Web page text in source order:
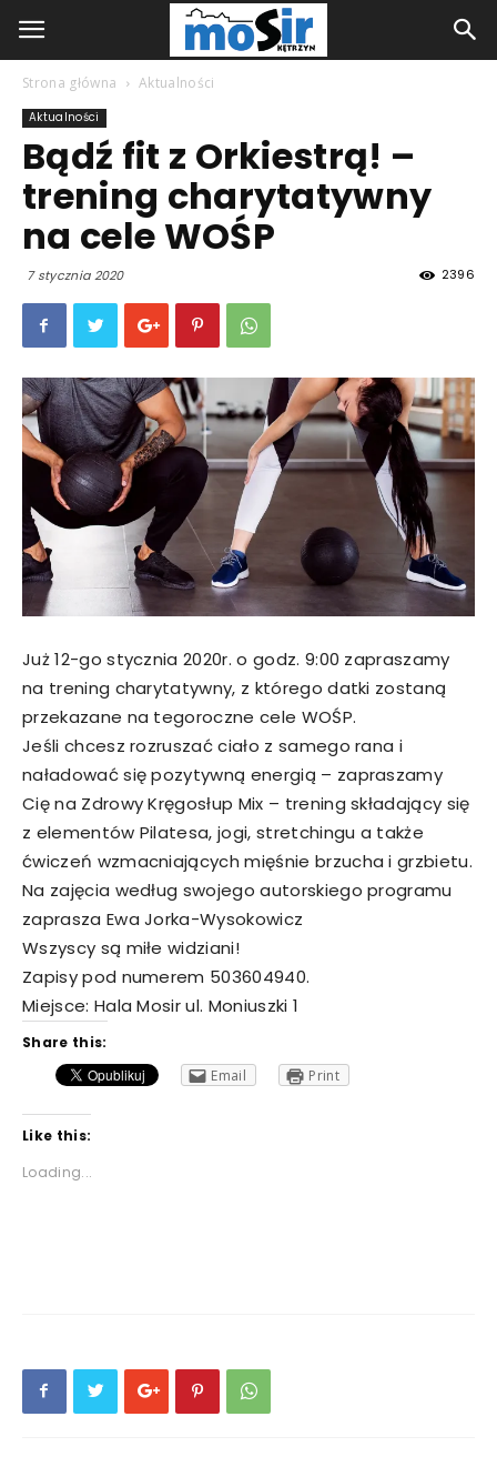
Strona główna Aktualności
Aktualności
Bądź fit z Orkiestrą! –
trening charytatywny
na cele WOŚP
7 stycznia 2020 2396
Już 12-go stycznia 2020r. o godz. 9:00 zapraszamy
na trening charytatywny, z którego datki zostaną
przekazane na tegoroczne cele WOŚP.
Jeśli chcesz rozruszać ciało z samego rana i
naładować się pozytywną energią – zapraszamy
Cię na Zdrowy Kręgosłup Mix – trening składający się
z elementów Pilatesa, jogi, stretchingu a także
ćwiczeń wzmacniających mięśnie brzucha i grzbietu.
Na zajęcia według swojego autorskiego programu
zaprasza Ewa Jorka-Wysokowicz
Wszyscy są miłe widziani!
Zapisy pod numerem 503604940.
Miejsce: Hala Mosir ul. Moniuszki 1
Share this:
Email
Print
Like this:
Loading...